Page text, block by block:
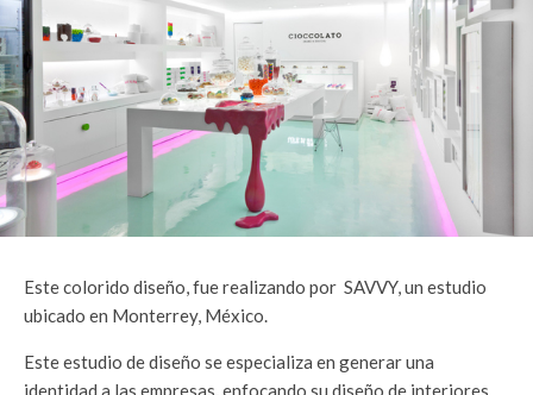
Este colorido diseño, fue realizando por SAVVY, un estudio
ubicado en Monterrey, México.
Este estudio de diseño se especializa en generar una
identidad a las empresas, enfocando su diseño de interiores